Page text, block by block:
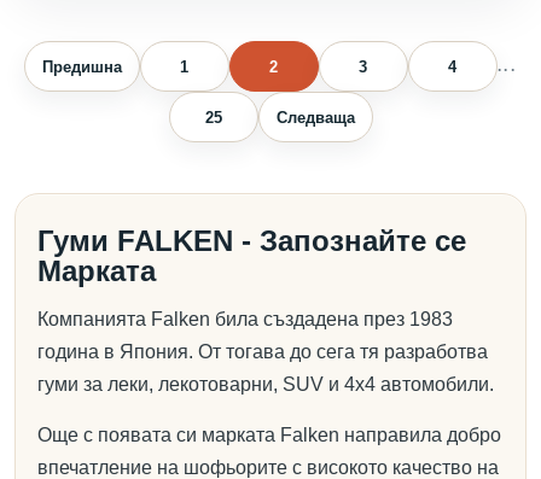
Предишна 1 2 3 4 ...
25 Следваща
Гуми FALKEN - Запознайте се
Марката
Компанията Falken била създадена през 1983
година в Япония. От тогава до сега тя разработва
гуми за леки, лекотоварни, SUV и 4х4 автомобили.
Още с появата си марката Falken направила добро
впечатление на шофьорите с високото качество на